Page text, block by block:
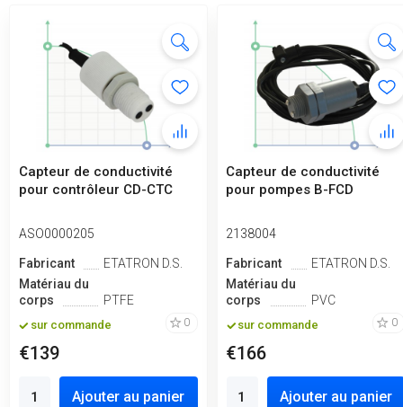
Capteur de conductivité
pour contrôleur CD-CTC
ASO0000205
Fabricant
ETATRON D.S.
Matériau du
corps
PTFE
sur commande 0
€139
Ajouter au panier
Capteur de conductivité
pour pompes B-FCD
2138004
Fabricant
ETATRON D.S.
Matériau du
corps
PVC
sur commande 0
€166
Ajouter au panier